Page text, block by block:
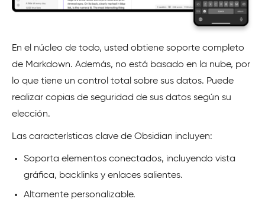
En el núcleo de todo, usted obtiene soporte completo
de Markdown. Además, no está basado en la nube, por
lo que tiene un control total sobre sus datos. Puede
realizar copias de seguridad de sus datos según su
elección.
Las características clave de Obsidian incluyen:
Soporta elementos conectados, incluyendo vista
gráfica, backlinks y enlaces salientes.
Altamente personalizable.